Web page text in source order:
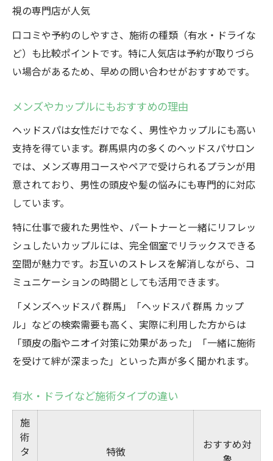
視の専門店が人気
口コミや予約のしやすさ、施術の種類（有水・ドライな
ど）も比較ポイントです。特に人気店は予約が取りづら
い場合があるため、早めの問い合わせがおすすめです。
メンズやカップルにもおすすめの理由
ヘッドスパは女性だけでなく、男性やカップルにも高い
支持を得ています。群馬県内の多くのヘッドスパサロン
では、メンズ専用コースやペアで受けられるプランが用
意されており、男性の頭皮や髪の悩みにも専門的に対応
しています。
特に仕事で疲れた男性や、パートナーと一緒にリフレッ
シュしたいカップルには、完全個室でリラックスできる
空間が魅力です。お互いのストレスを解消しながら、コ
ミュニケーションの時間としても活用できます。
「メンズヘッドスパ 群馬」「ヘッドスパ 群馬 カップ
ル」などの検索需要も高く、実際に利用した方からは
「頭皮の脂やニオイ対策に効果があった」「一緒に施術
を受けて絆が深まった」といった声が多く聞かれます。
有水・ドライなど施術タイプの違い
施
術
タ
特徴
おすすめ対